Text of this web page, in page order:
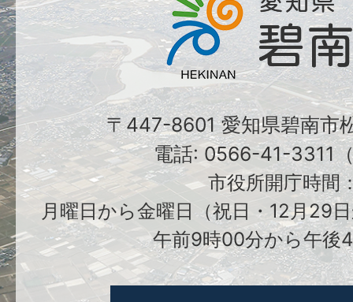
〒447-8601 愛知県碧南市
電話: 0566-41-3311
市役所開庁時間
月曜日から金曜日（祝日・12月29
午前9時00分から午後